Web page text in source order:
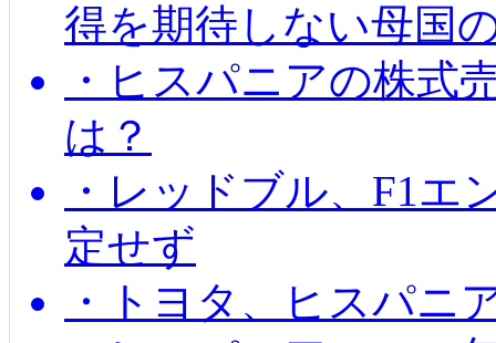
得を期待しない母国
・ヒスパニアの株式
は？
・レッドブル、F1エ
定せず
・トヨタ、ヒスパニ